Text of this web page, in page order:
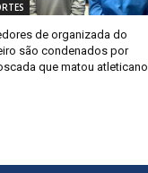
de organizada do
são condenados por
que matou atleticano